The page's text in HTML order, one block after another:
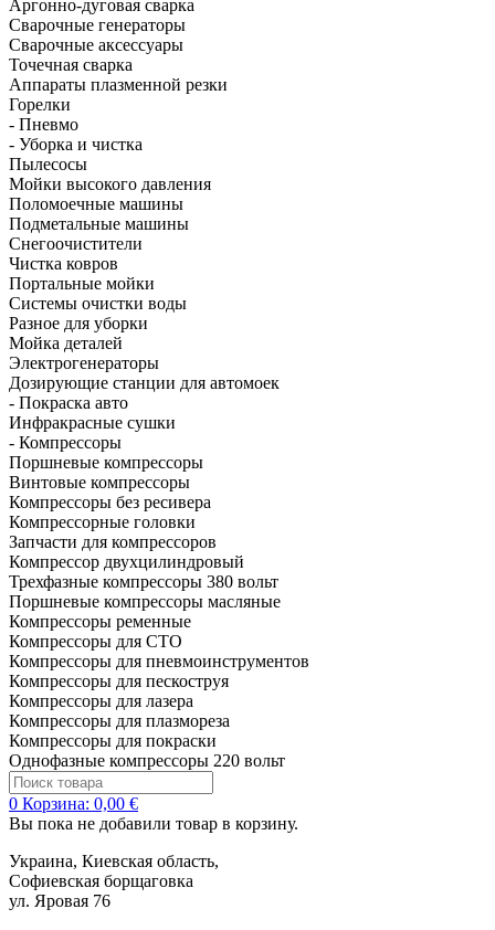
Аргонно-дуговая сварка
Сварочные генераторы
Сварочные аксессуары
Точечная сварка
Аппараты плазменной резки
Горелки
- Пневмо
- Уборка и чистка
Пылесосы
Мойки высокого давления
Поломоечные машины
Подметальные машины
Снегоочистители
Чистка ковров
Портальные мойки
Системы очистки воды
Разное для уборки
Мойка деталей
Электрогенераторы
Дозирующие станции для автомоек
- Покраска авто
Инфракрасные сушки
- Компрессоры
Поршневые компрессоры
Винтовые компрессоры
Компрессоры без ресивера
Компрессорные головки
Запчасти для компрессоров
Компрессор двухцилиндровый
Трехфазные компрессоры 380 вольт
Поршневые компрессоры масляные
Компрессоры ременные
Компрессоры для СТО
Компрессоры для пневмоинструментов
Компрессоры для пескоструя
Компрессоры для лазера
Компрессоры для плазмореза
Компрессоры для покраски
Однофазные компрессоры 220 вольт
0 Корзина: 0,00 €
Вы пока не добавили товар в корзину.
Украина, Киевская область,
Софиевская борщаговка
ул. Яровая 76